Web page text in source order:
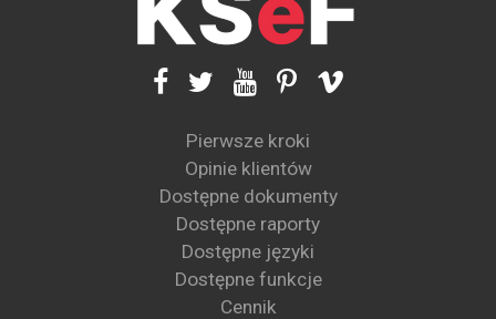
Pierwsze kroki
Opinie klientów
Dostępne dokumenty
Dostępne raporty
Dostępne języki
Dostępne funkcje
Cennik